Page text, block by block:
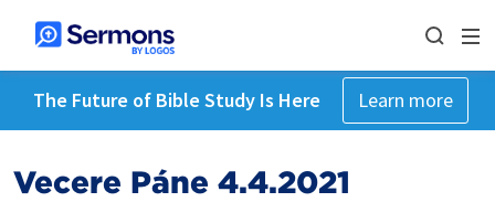
The Future of Bible Study Is Here Learn more
Večeře Páně 4.4.2021